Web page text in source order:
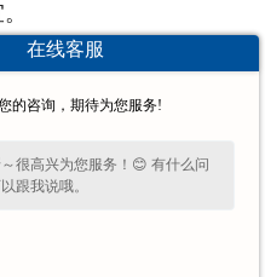
和性能的门窗轴承滑
外观是否有缺陷，光泽
轴承滑轮等配件时应
在线客服
的咨询，期待为您服务!
很高兴为您服务！😊 有什么问
跟我说哦。